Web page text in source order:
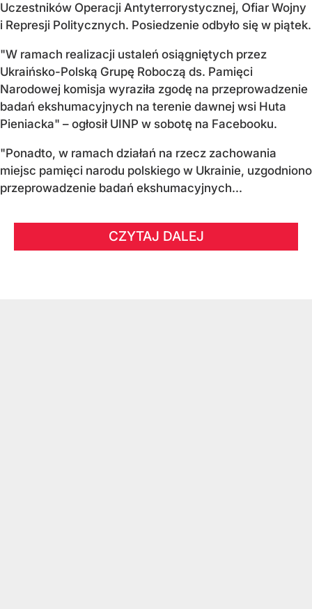
Uczestników Operacji Antyterrorystycznej, Ofiar Wojny
i Represji Politycznych. Posiedzenie odbyło się w piątek.
"W ramach realizacji ustaleń osiągniętych przez
Ukraińsko-Polską Grupę Roboczą ds. Pamięci
Narodowej komisja wyraziła zgodę na przeprowadzenie
badań ekshumacyjnych na terenie dawnej wsi Huta
Pieniacka" – ogłosił UINP w sobotę na Facebooku.
"Ponadto, w ramach działań na rzecz zachowania
miejsc pamięci narodu polskiego w Ukrainie, uzgodniono
przeprowadzenie badań ekshumacyjnych...
CZYTAJ DALEJ